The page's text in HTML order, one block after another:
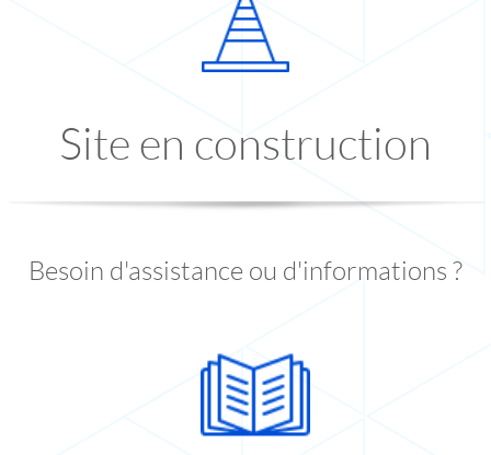
Site en construction
Besoin d'assistance ou d'informations ?